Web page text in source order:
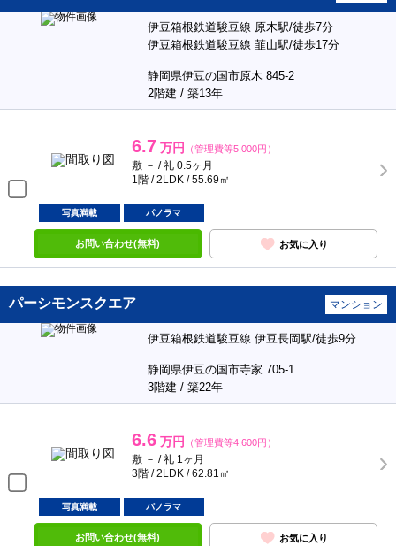
伊豆箱根鉄道駿豆線 原木駅/徒歩7分
伊豆箱根鉄道駿豆線 韮山駅/徒歩17分
静岡県伊豆の国市原木 845-2
2階建 / 築13年
6.7 万円 （管理費等5,000円）
敷 － / 礼 0.5ヶ月
1階 / 2LDK / 55.69㎡
写真満載 パノラマ
お問い合わせ(無料) お気に入り
パーシモンスクエア マンション
伊豆箱根鉄道駿豆線 伊豆長岡駅/徒歩9分
静岡県伊豆の国市寺家 705-1
3階建 / 築22年
6.6 万円 （管理費等4,600円）
敷 － / 礼 1ヶ月
3階 / 2LDK / 62.81㎡
写真満載 パノラマ
お問い合わせ(無料) お気に入り